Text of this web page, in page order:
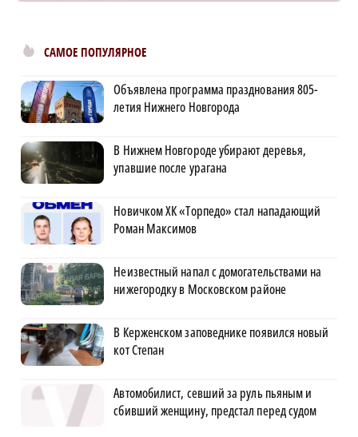
САМОЕ ПОПУЛЯРНОЕ
Объявлена программа празднования 805-
летия Нижнего Новгорода
В Нижнем Новгороде убирают деревья,
упавшие после урагана
Новичком ХК «Торпедо» стал нападающий
Роман Максимов
Неизвестный напал с домогательствами на
нижегородку в Московском районе
В Керженском заповеднике появился новый
кот Степан
Автомобилист, севший за руль пьяным и
сбивший женщину, предстал перед судом